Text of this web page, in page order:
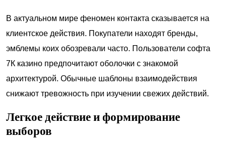
В актуальном мире феномен контакта сказывается на
клиентское действия. Покупатели находят бренды,
эмблемы коих обозревали часто. Пользователи софта
7К казино предпочитают оболочки с знакомой
архитектурой. Обычные шаблоны взаимодействия
снижают тревожность при изучении свежих действий.
Легкое действие и формирование
выборов